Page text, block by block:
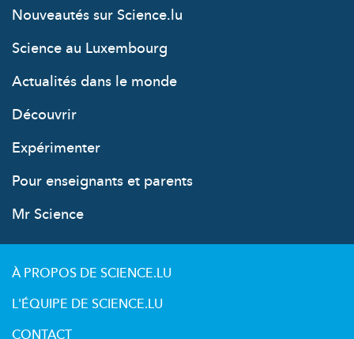
Nouveautés sur Science.lu
Science au Luxembourg
Actualités dans le monde
Découvrir
Expérimenter
Pour enseignants et parents
Mr Science
À PROPOS DE SCIENCE.LU
L'ÉQUIPE DE SCIENCE.LU
CONTACT